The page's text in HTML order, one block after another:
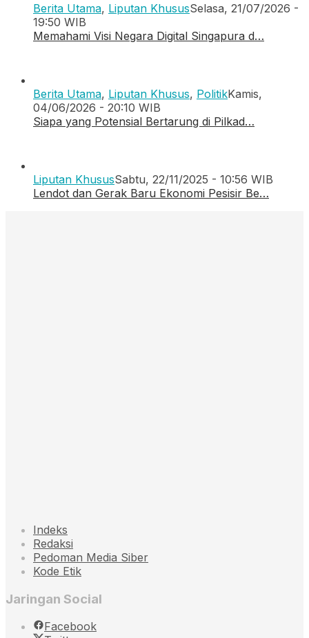
Berita Utama, Liputan KhususSelasa, 21/07/2026 -
19:50 WIB
Memahami Visi Negara Digital Singapura d…
Berita Utama, Liputan Khusus, PolitikKamis,
04/06/2026 - 20:10 WIB
Siapa yang Potensial Bertarung di Pilkad…
Liputan KhususSabtu, 22/11/2025 - 10:56 WIB
Lendot dan Gerak Baru Ekonomi Pesisir Be…
Indeks
Redaksi
Pedoman Media Siber
Kode Etik
Jaringan Social
Facebook